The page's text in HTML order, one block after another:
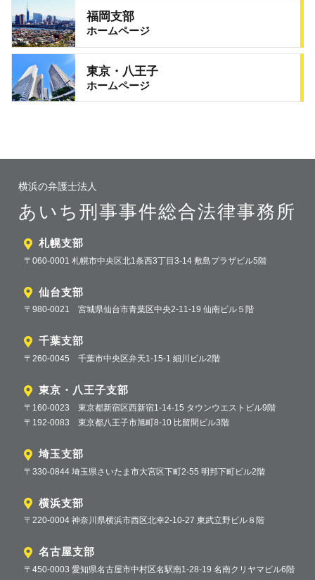
福岡支部
ホームページ
東京・八王子
ホームページ
横浜の弁護士法人
あいち刑事事件総合法律事務所
札幌支部
〒060-0001 札幌市中央区北1条西3丁目3-14 敷島プラザビル5階
仙台支部
〒980-0021 宮城県仙台市青葉区中央2-11-19 仙南ビル５階
千葉支部
〒260-0045 千葉市中央区弁天1-15-1 細川ビル2階
東京・八王子支部
〒160-0023 東京都新宿区西新宿1-14-15 タウンウエストビル9階
〒192-0083 東京都八王子市旭町8-10 比留間ビル3階
埼玉支部
〒330-0844 埼玉県さいたま市大宮区下町2-55 明邦下町ビル2階
横浜支部
〒220-0004 神奈川県横浜市西区北幸2-10-27 東武立野ビル８階
名古屋支部
〒450-0003 愛知県名古屋市中村区名駅南1-28-19 名南クリヤマビル6階